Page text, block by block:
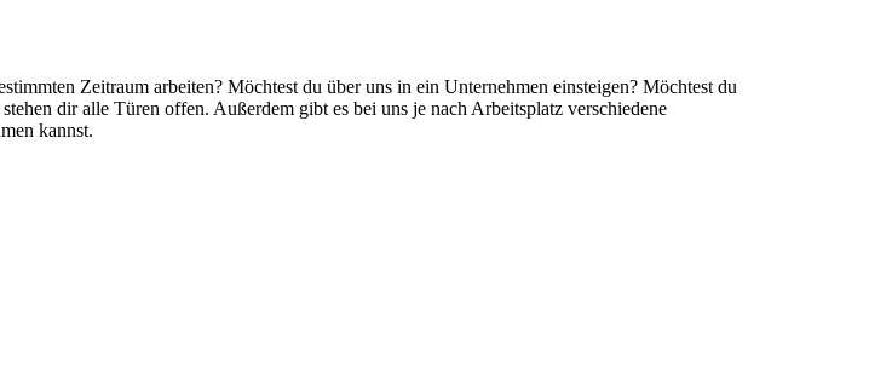
Zeitraum arbeiten? Möchtest du über uns in ein Unternehmen einsteigen? Möchtest du
dir alle Türen offen. Außerdem gibt es bei uns je nach Arbeitsplatz verschiedene
kannst.